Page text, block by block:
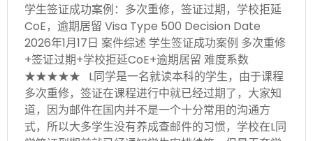
学生签证成功案例：多次重修，签证过期，学校拒延
CoE，逾期居留 Visa Type 500 Decision Date
2026年1月17日 案件综述 学生签证成功案例 多次重修
+签证过期+学校拒延CoE+逾期居留 难度系数
★★★★★ L同学是一名就读本科的学生，由于课程
多次重修，签证在课程进行中就已经过期了，大家知
道，因为邮件在国内并不是一个十分常用的沟通方
式，所以大多学生没有养成查邮件的习惯，学校在L同